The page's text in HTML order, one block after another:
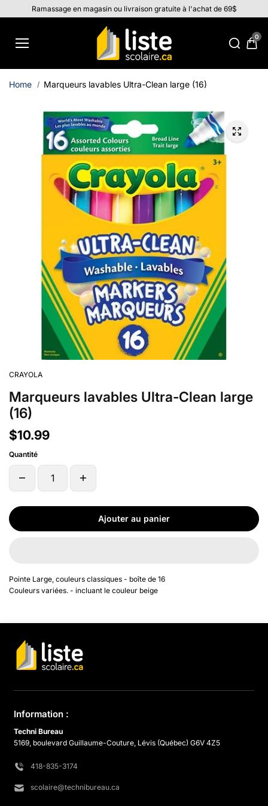
Aller au
contenu
Ramassage en magasin ou livraison gratuite à l'achat de 69$
0
Home Marqueurs lavables Ultra-Clean large (16)
CRAYOLA
Marqueurs lavables Ultra-Clean large
(16)
$10.99
Quantité
Ajouter au panier
Pointe Large, couleurs classiques - boîte de 16
Couleurs variées. - incluant le couleur beige
Information :
Techni Bureau
5169, boulevard Guillaume-Couture, Lévis (Québec) G6V 4Z5
418-835-3174
scolaire@technibureau.ca